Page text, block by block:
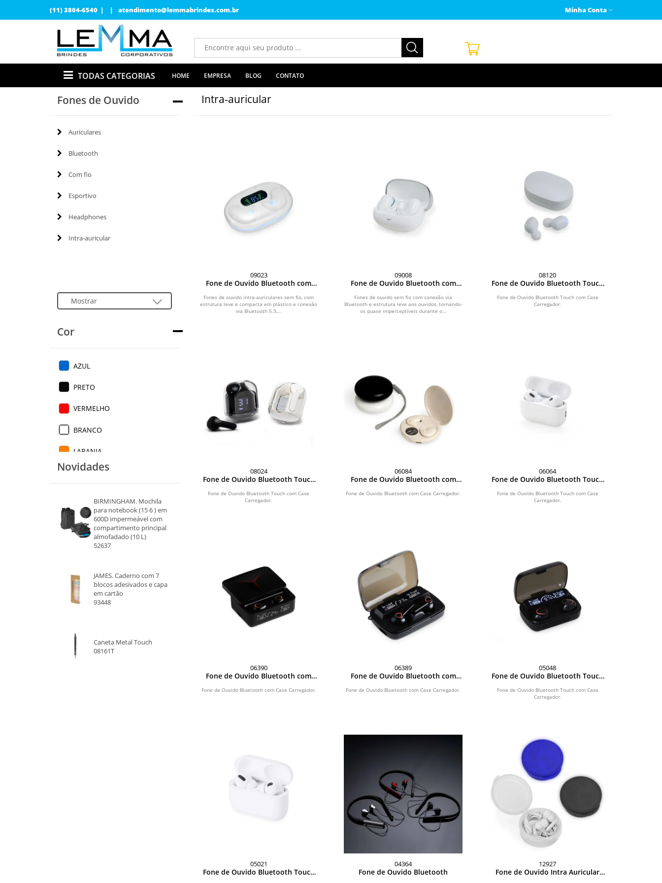
(11) 3804-6540 | | atendimento@lemmabrindes.com.br Minha Conta
TODAS CATEGORIAS HOME EMPRESA BLOG CONTATO
Fones de Ouvido
Auriculares
Bluetooth
Com fio
Esportivo
Headphones
Intra-auricular
Cor
AZUL
PRETO
VERMELHO
BRANCO
LARANJA
PRATA
ROSA
ROXO
Novidades
BIRMINGHAM. Mochila
para notebook (15 6 ) em
600D impermeável com
compartimento principal
almofadado (10 L)
52637
JAMES. Caderno com 7
blocos adesivados e capa
em cartão
93448
Caneta Metal Touch
08161T
Intra-auricular
09023
Fone de Ouvido Bluetooth com
Fones de ouvido intra-auriculares sem fio, com
estrutura leve e compacta em plástico e conexão
via Bluetooth 5.3,...
09008
Fone de Ouvido Bluetooth com
Fones de ouvido sem fio com conexão via
Bluetooth e estrutura leve aos ouvidos, tornando-
os quase imperceptíveis durante o...
08120
Fone de Ouvido Bluetooth Touch
Fone de Ouvido Bluetooth Touch com Case
Carregador.
08024
Fone de Ouvido Bluetooth Touch
Fone de Ouvido Bluetooth Touch com Case
Carregador.
06084
Fone de Ouvido Bluetooth com
Fone de Ouvido Bluetooth com Case Carregador.
06064
Fone de Ouvido Bluetooth Touch
Fone de Ouvido Bluetooth Touch com Case
Carregador.
06390
Fone de Ouvido Bluetooth com
Fone de Ouvido Bluetooth com Case Carregador.
06389
Fone de Ouvido Bluetooth com
Fone de Ouvido Bluetooth com Case Carregador.
05048
Fone de Ouvido Bluetooth Touch
Fone de Ouvido Bluetooth Touch com Case
Carregador.
05021
Fone de Ouvido Bluetooth Touch
04364
Fone de Ouvido Bluetooth
12927
Fone de Ouvido Intra Auricular